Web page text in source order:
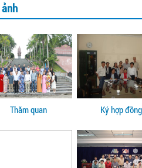
Thăm quan Ký hợp đồng